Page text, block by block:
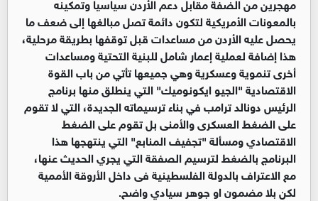
بالمعونات الأمريكية لتكون دائمة تصل مبالغها إلى ضعف ما
يحصل عليه الأردن من مساعدات قبل توقفها بطريقة مرحلية،
هذا إضافة لعملية إعمار شامل للبنية التحتية ومساعدات
أخرى تنموية وعسكرية وهي جميعها تأتي من باب القوة
الاقتصادية "الجيو ايكونوميك" التي ينطلق منها برنامج
الرئيس دونالد ترامب في بناء ترسيماته الجديدة، التي لا تقوم
على الضغط العسكرى والأمنى بل تقوم على الضغط
الاقتصادي ومسألة "تجفيف المنابع" التي ينتهجها هذا
البرنامج بالضغط لترسيم الصفقة التي يجري الحديث عنها،
مع الاعتراف بالدولة الفلسطينية فى داخل الأروقة الأممية
لكن بلا مضمون او جوهر سيادي واضح.